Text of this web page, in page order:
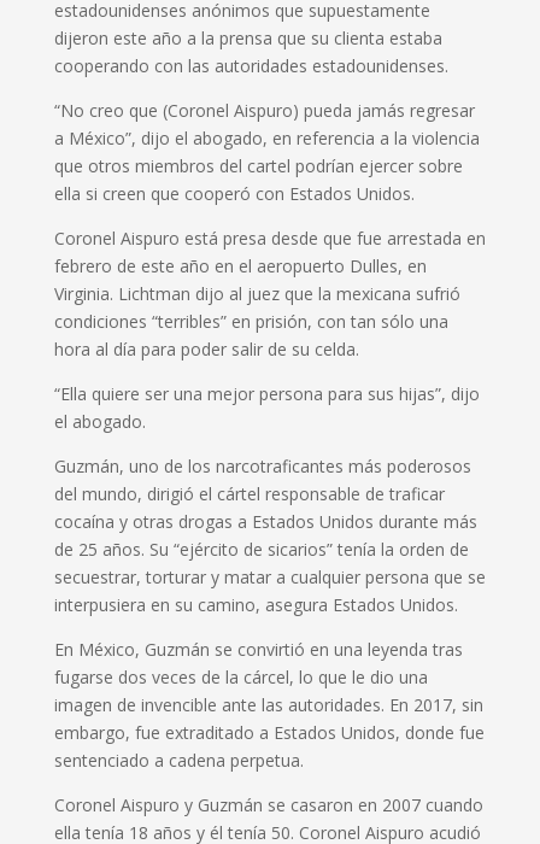
estadounidenses anónimos que supuestamente
dijeron este año a la prensa que su clienta estaba
cooperando con las autoridades estadounidenses.
“No creo que (Coronel Aispuro) pueda jamás regresar
a México”, dijo el abogado, en referencia a la violencia
que otros miembros del cartel podrían ejercer sobre
ella si creen que cooperó con Estados Unidos.
Coronel Aispuro está presa desde que fue arrestada en
febrero de este año en el aeropuerto Dulles, en
Virginia. Lichtman dijo al juez que la mexicana sufrió
condiciones “terribles” en prisión, con tan sólo una
hora al día para poder salir de su celda.
“Ella quiere ser una mejor persona para sus hijas”, dijo
el abogado.
Guzmán, uno de los narcotraficantes más poderosos
del mundo, dirigió el cártel responsable de traficar
cocaína y otras drogas a Estados Unidos durante más
de 25 años. Su “ejército de sicarios” tenía la orden de
secuestrar, torturar y matar a cualquier persona que se
interpusiera en su camino, asegura Estados Unidos.
En México, Guzmán se convirtió en una leyenda tras
fugarse dos veces de la cárcel, lo que le dio una
imagen de invencible ante las autoridades. En 2017, sin
embargo, fue extraditado a Estados Unidos, donde fue
sentenciado a cadena perpetua.
Coronel Aispuro y Guzmán se casaron en 2007 cuando
ella tenía 18 años y él tenía 50. Coronel Aispuro acudió